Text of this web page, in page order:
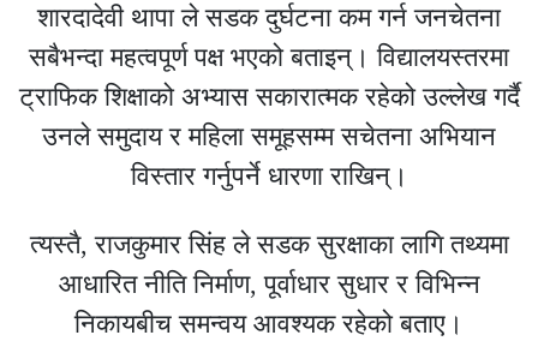
शारदादेवी थापा ले सडक दुर्घटना कम गर्न जनचेतना
सबैभन्दा महत्वपूर्ण पक्ष भएको बताइन्। विद्यालयस्तरमा
ट्राफिक शिक्षाको अभ्यास सकारात्मक रहेको उल्लेख गर्दै
उनले समुदाय र महिला समूहसम्म सचेतना अभियान
विस्तार गर्नुपर्ने धारणा राखिन्।
त्यस्तै, राजकुमार सिंह ले सडक सुरक्षाका लागि तथ्यमा
आधारित नीति निर्माण, पूर्वाधार सुधार र विभिन्न
निकायबीच समन्वय आवश्यक रहेको बताए।